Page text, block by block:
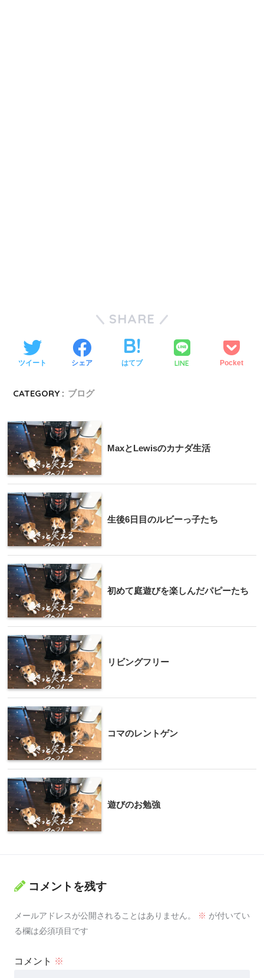
SHARE
ツイート シェア はてブ LINE Pocket
CATEGORY : ブログ
MaxとLewisのカナダ生活
生後6日目のルビーっ子たち
初めて庭遊びを楽しんだパピーたち
リビングフリー
コマのレントゲン
遊びのお勉強
コメントを残す
メールアドレスが公開されることはありません。 ※ が付いてい
る欄は必須項目です
コメント ※